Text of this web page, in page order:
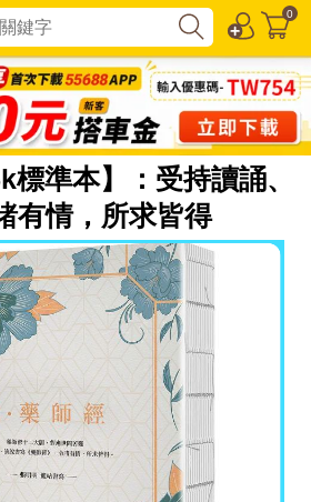
0
準本】：受持讀誦、
有情，所求皆得